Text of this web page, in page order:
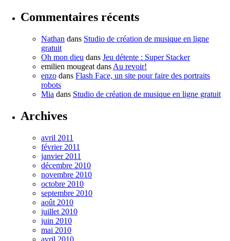
Commentaires récents
Nathan dans Studio de création de musique en ligne
gratuit
Oh mon dieu dans Jeu détente : Super Stacker
emilien mougeat dans Au revoir!
enzo dans Flash Face, un site pour faire des portraits
robots
Mia dans Studio de création de musique en ligne gratuit
Archives
avril 2011
février 2011
janvier 2011
décembre 2010
novembre 2010
octobre 2010
septembre 2010
août 2010
juillet 2010
juin 2010
mai 2010
avril 2010